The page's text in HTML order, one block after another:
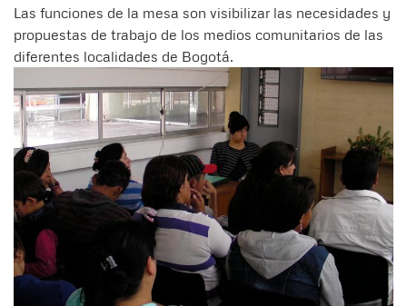
Las funciones de la mesa son visibilizar las necesidades y
propuestas de trabajo de los medios comunitarios de las
diferentes localidades de Bogotá.